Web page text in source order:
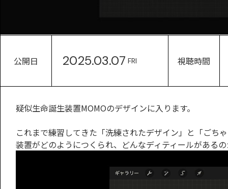
公開日 2025.03.07 FRI 視聴時間
疑似生命誕生装置MOMOのデザインに入ります。
これまで練習してきた「洗練されたデザイン」と「ごち
装置がどのようにつくられ、どんなディティールがある